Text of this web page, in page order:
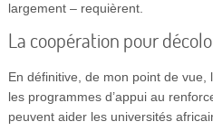
largement – requièrent.
La coopération pour
En définitive, de mon point de
les programmes d’appui au
peuvent aider les universités